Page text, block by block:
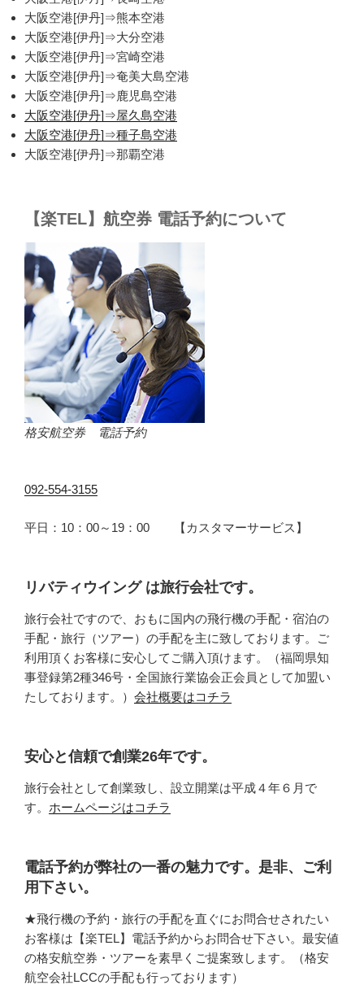
大阪空港[伊丹]⇒熊本空港
大阪空港[伊丹]⇒大分空港
大阪空港[伊丹]⇒宮崎空港
大阪空港[伊丹]⇒奄美大島空港
大阪空港[伊丹]⇒鹿児島空港
大阪空港[伊丹]⇒屋久島空港
大阪空港[伊丹]⇒種子島空港
大阪空港[伊丹]⇒那覇空港
【楽TEL】航空券 電話予約について
格安航空券 電話予約
092-554-3155
平日：10：00～19：00 【カスタマーサービス】
リバティウイング は旅行会社です。
旅行会社ですので、おもに国内の飛行機の手配・宿泊の
手配・旅行（ツアー）の手配を主に致しております。ご
利用頂くお客様に安心してご購入頂けます。（福岡県知
事登録第2種346号・全国旅行業協会正会員として加盟い
たしております。） 会社概要はコチラ
安心と信頼で創業26年です。
旅行会社として創業致し、設立開業は平成４年６月で
す。 ホームページはコチラ
電話予約が弊社の一番の魅力です。是非、ご利
用下さい。
★飛行機の予約・旅行の手配を直ぐにお問合せされたい
お客様は【楽TEL】電話予約からお問合せ下さい。最安値
の格安航空券・ツアーを素早くご提案致します。（格安
航空会社LCCの手配も行っております）